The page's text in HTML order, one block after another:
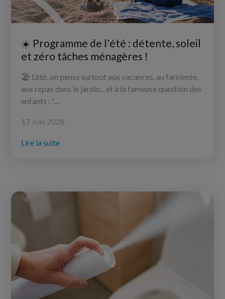
☀️ Programme de l'été : détente, soleil
et zéro tâches ménagères !
️️️️🏖️ L’été, on pense surtout aux vacances, au farniente,
aux repas dans le jardin... et à la fameuse question des
enfants : “...
17 Juin 2026
Lire la suite